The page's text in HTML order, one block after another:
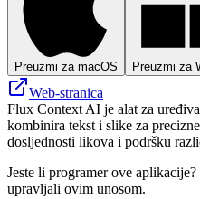
Preuzmi za macOS Preuzmi za
Web-stranica
Flux Context AI je alat za
kombinira tekst i slike za
dosljednosti likova i podršku
Jeste li programer ove aplikacije?
upravljali ovim unosom.